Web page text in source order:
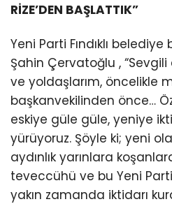
RİZE’DEN BAŞLATTIK”
Yeni Parti Fındıklı
Şahin Çervatoğlu ,
ve yoldaşlarım, öncelikle
başkanvekilinden önce…
eskiye güle güle, yeniye
yürüyoruz. Şöyle ki; yeni
aydınlık yarınlara
teveccühü ve bu Yeni
yakın zamanda iktidarı